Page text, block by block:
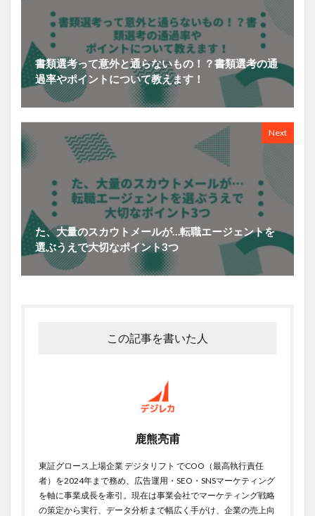
書類選考って意外と通らないもの！？書類選考の通
過率やポイントについて教えます！
Next
た、大量のスカウトメールが…転職エージェントを
選ぶうえで大切なポイント3つ
この記事を書いた人
鹿熊亮甫
東証グロース上場企業 デジタリフト でCOO（最高執行責任
者）を2024年まで務め、広告運用・SEO・SNSマーケティング
を軸に事業成長を牽引。現在は事業会社でマーケティング戦略
の策定から実行、データ分析まで幅広く手がけ、企業の売上向